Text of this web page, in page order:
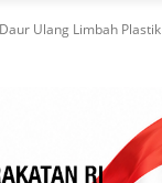
Ulang Limbah Plastik